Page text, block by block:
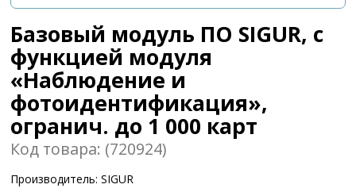
Базовый модуль ПО SIGUR, с
функцией модуля
«Наблюдение и
фотоидентификация»,
огранич. до 1 000 карт
Код товара: (720924)
Производитель: SIGUR